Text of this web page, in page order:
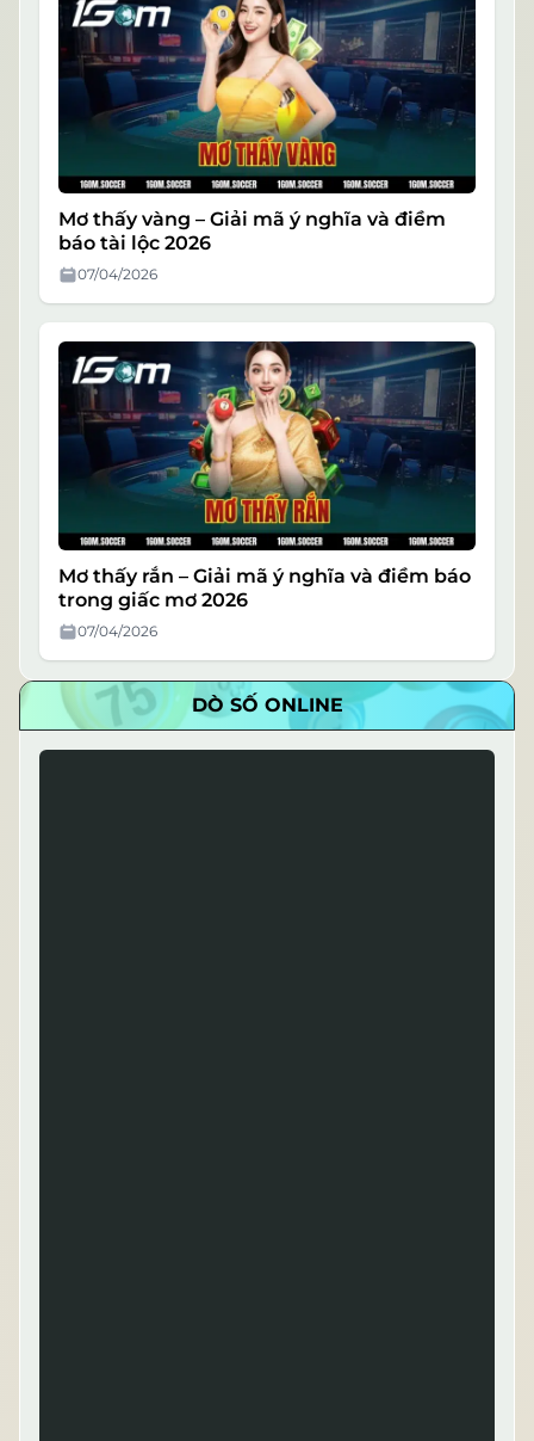
Mơ thấy vàng – Giải mã ý nghĩa và điềm
báo tài lộc 2026
07/04/2026
Mơ thấy rắn – Giải mã ý nghĩa và điềm báo
trong giấc mơ 2026
07/04/2026
DÒ SỐ ONLINE